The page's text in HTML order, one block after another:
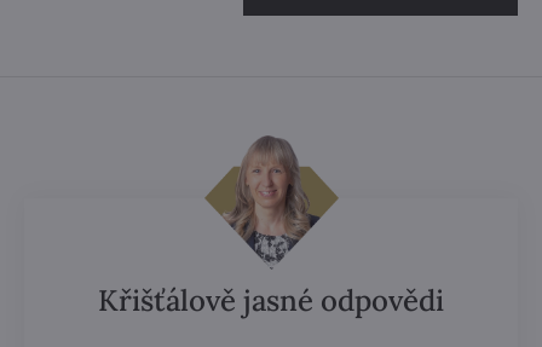
Křišťálově jasné odpovědi